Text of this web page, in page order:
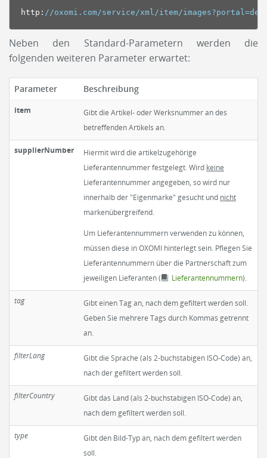
http : //oxomi.com/service/xml/item/
Neben den Standard-Parametern werden die
folgenden weiteren Parameter erwartet:
Parameter Beschreibung
item
Gibt die Artikel- oder Werksnummer an des
betreffenden Artikels an.
supplierNumber
Hiermit wird die artikelzugehörige
Lieferantennummer festgelegt. Wird keine
Lieferantennummer angegeben, so wird nur
innerhalb der "Eigenmarke" gesucht und nicht
markenübergreifend.
Um Lieferantennummern verwenden zu können,
müssen diese in OXOMI hinterlegt sein. Pflegen Sie
Lieferantennummern über die Partnerschaft zum
jeweiligen Lieferanten (
Lieferantennummern).
tag
Gibt einen Tag an, nach dem gefiltert werden soll.
Geben Sie mehrere Tags durch Kommas getrennt
an.
filterLang
Gibt die Sprache (als 2-buchstabigen ISO-Code) an,
nach der gefiltert werden soll.
filterCountry
Gibt das Land (als 2-buchstabigen ISO-Code) an,
nach dem gefiltert werden soll.
type
Gibt den Bild-Typ an, nach dem gefiltert werden
soll.